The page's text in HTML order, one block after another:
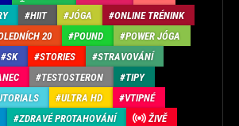
HIIT JÓGA
ONLINE TRÉNINK
20 POUND
POWER JÓGA
SK STORIES
STRAVOVÁNÍ
TESTOSTERON
TIPY
ULTRA HD
VTIPNÉ
ZDRAVÉ PROTAHOVÁNÍ ŽIVĚ